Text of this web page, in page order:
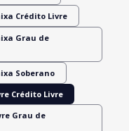
Crédito Livre
Grau de
Soberano
Crédito Livre
Grau de